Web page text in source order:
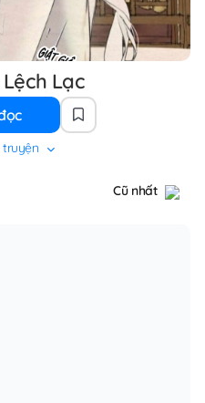
Lạc
truyện
Cũ nhất